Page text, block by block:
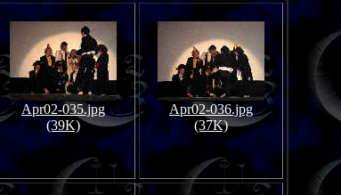
Apr02-035.jpg
(39K)
Apr02-036.jpg
(37K)